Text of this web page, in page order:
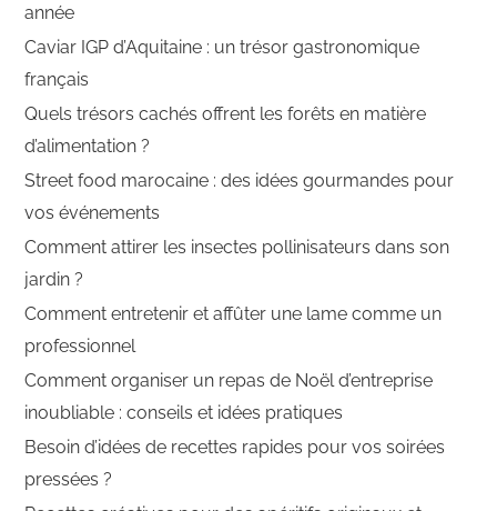
année
Caviar IGP d’Aquitaine : un trésor gastronomique
français
Quels trésors cachés offrent les forêts en matière
d’alimentation ?
Street food marocaine : des idées gourmandes pour
vos événements
Comment attirer les insectes pollinisateurs dans son
jardin ?
Comment entretenir et affûter une lame comme un
professionnel
Comment organiser un repas de Noël d’entreprise
inoubliable : conseils et idées pratiques
Besoin d’idées de recettes rapides pour vos soirées
pressées ?